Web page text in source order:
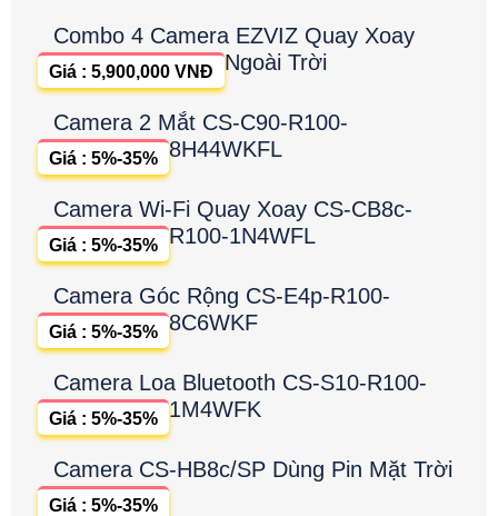
Combo 4 Camera EZVIZ Quay Xoay
Ngoài Trời
Giá : 5,900,000 VNĐ
Camera 2 Mắt CS-C90-R100-
8H44WKFL
Giá : 5%-35%
Camera Wi-Fi Quay Xoay CS-CB8c-
R100-1N4WFL
Giá : 5%-35%
Camera Góc Rộng CS-E4p-R100-
8C6WKF
Giá : 5%-35%
Camera Loa Bluetooth CS-S10-R100-
1M4WFK
Giá : 5%-35%
Camera CS-HB8c/SP Dùng Pin Mặt Trời
Giá : 5%-35%